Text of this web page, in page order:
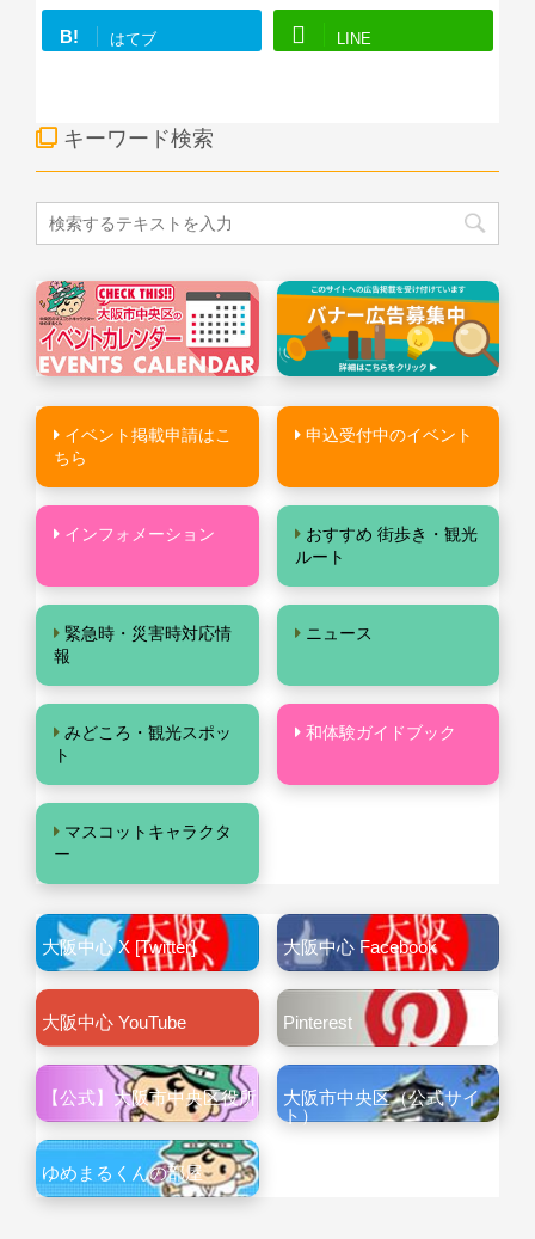
B! はてブ LINE
キーワード検索
イベント掲載申請はこ
ちら
申込受付中のイベント
インフォメーション
おすすめ 街歩き・観光
ルート
緊急時・災害時対応情
報
ニュース
みどころ・観光スポッ
ト
和体験ガイドブック
マスコットキャラクタ
ー
大阪中心 X [Twitter] 大阪中心 Facebook
大阪中心 YouTube Pinterest
【公式】大阪市中央区役所
大阪市中央区（公式サイ
ト）
ゆめまるくんの部屋